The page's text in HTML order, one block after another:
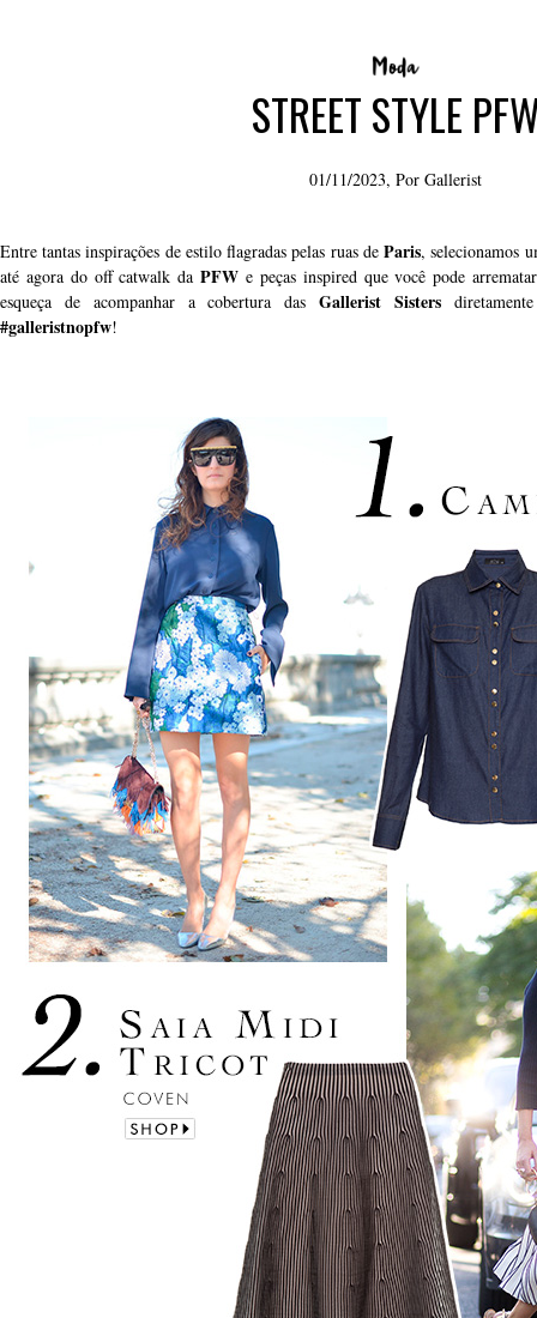
STREET STYLE
01/11/2023, Por Gallerist
Entre tantas inspirações de estilo flagradas pelas ruas deParis, selecionamos
até agora do off catwalk daPFW e peças inspired que você pode
esqueça de acompanhar a cobertura dasGallerist Sisters
#galleristnopfw!